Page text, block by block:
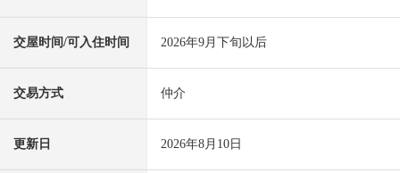
交屋时间/可入住时间 2026年9月下旬以后
交易方式 仲介
更新日 2026年8月10日